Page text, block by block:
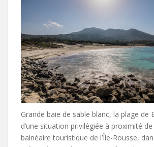
Grande baie de sable blanc, la plage de
d’une situation privilégiée à proximité
balnéaire touristique de l’Île-Rousse,